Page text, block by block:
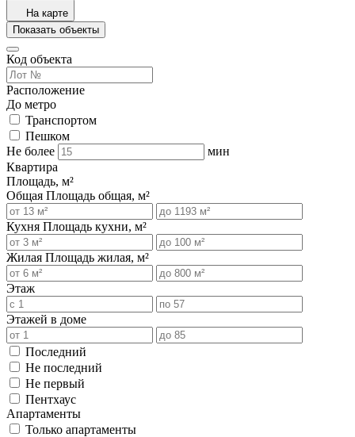
На карте
Показать объекты
Код объекта
Расположение
До метро
Транспортом
Пешком
Не более
мин
Квартира
Площадь, м²
Общая Площадь общая, м²
Кухня Площадь кухни, м²
Жилая Площадь жилая, м²
Этаж
Этажей в доме
Последний
Не последний
Не первый
Пентхаус
Апартаменты
Только апартаменты